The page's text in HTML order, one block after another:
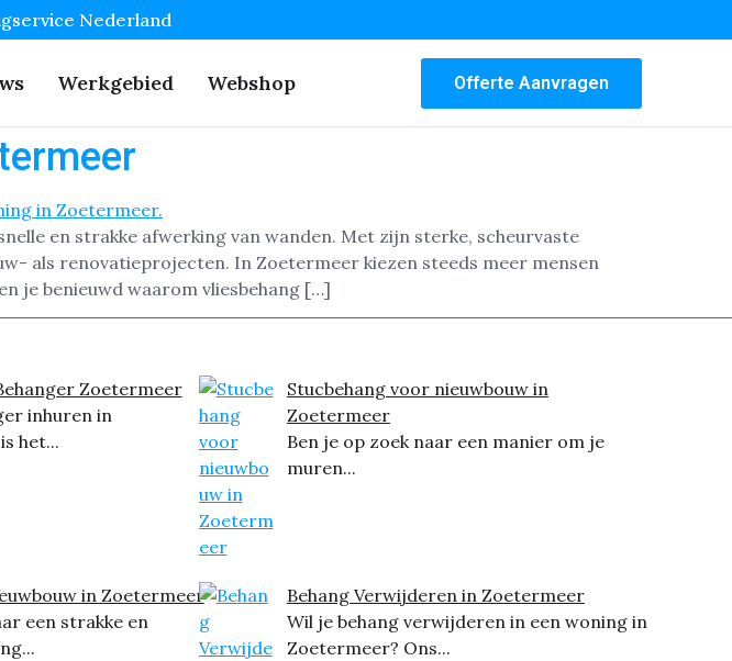
Nederland
Werkgebied Webshop Offerte Aanvragen
en strakke afwerking van wanden. Met zijn sterke, scheurvaste
als renovatieprojecten. In Zoetermeer kiezen steeds meer mensen
je benieuwd waarom vliesbehang […]
Zoetermeer
inhuren in
het...
in Zoetermeer
een strakke en
Stucbehang voor nieuwbouw in
Zoetermeer
Ben je op zoek naar een manier om je
muren...
Behang Verwijderen in Zoetermeer
Wil je behang verwijderen in een woning in
Zoetermeer? Ons...